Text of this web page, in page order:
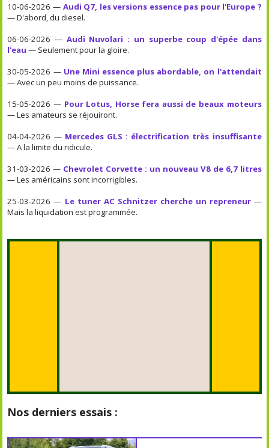
10-06-2026 — Audi Q7, les versions essence pas pour l'Europe ?
— D'abord, du diesel.
06-06-2026 — Audi Nuvolari : un superbe coup d'épée dans
l'eau — Seulement pour la gloire.
30-05-2026 — Une Mini essence plus abordable, on l'attendait
— Avec un peu moins de puissance.
15-05-2026 — Pour Lotus, Horse fera aussi de beaux moteurs
— Les amateurs se réjouiront.
04-04-2026 — Mercedes GLS : électrification très insuffisante
— A la limite du ridicule.
31-03-2026 — Chevrolet Corvette : un nouveau V8 de 6,7 litres
— Les américains sont incorrigibles.
25-03-2026 — Le tuner AC Schnitzer cherche un repreneur—
Mais la liquidation est programmée.
Nos derniers essais :